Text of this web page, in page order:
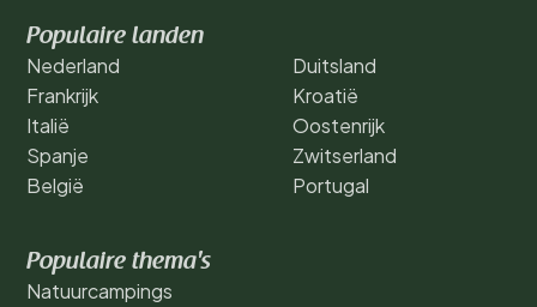
Populaire landen
Nederland
Frankrijk
Italië
Spanje
België
Duitsland
Kroatië
Oostenrijk
Zwitserland
Portugal
Populaire thema's
Natuurcampings